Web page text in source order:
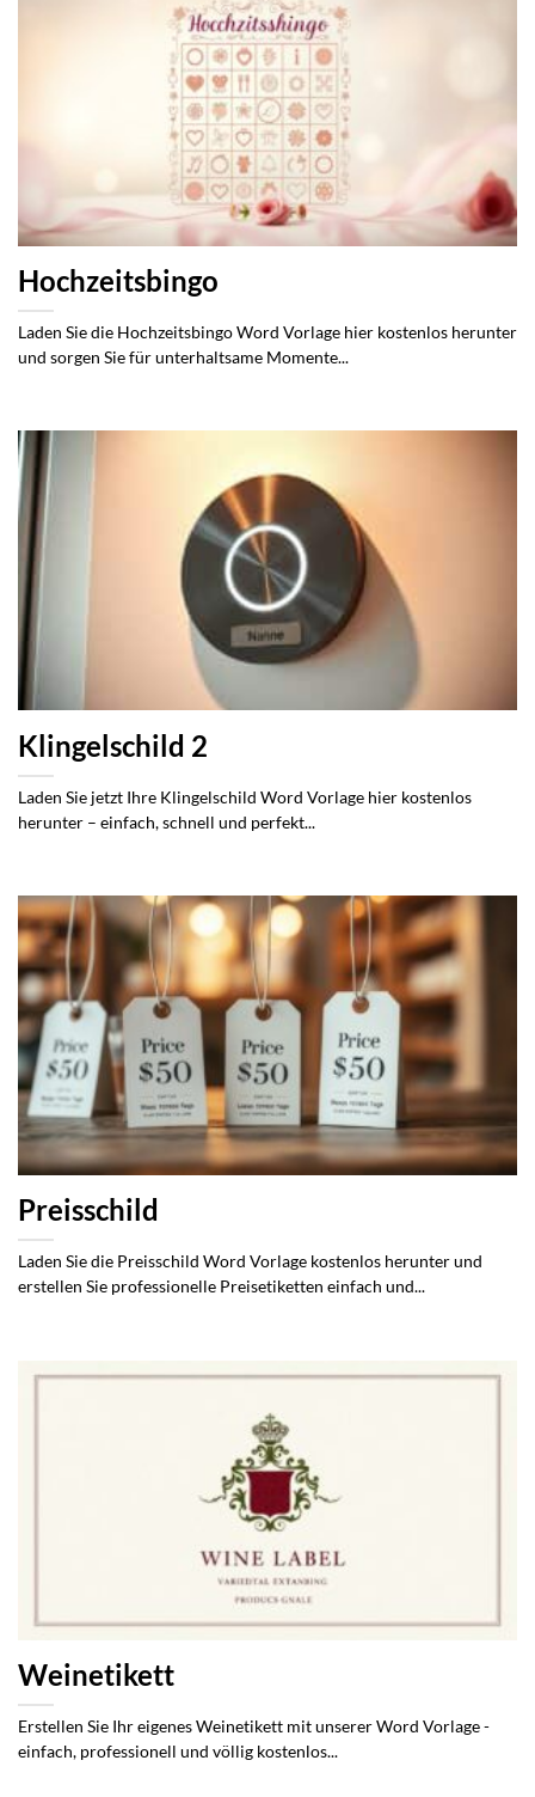
Hochzeitsbingo
Laden Sie die Hochzeitsbingo Word Vorlage hier kostenlos herunter
und sorgen Sie für unterhaltsame Momente...
Klingelschild 2
Laden Sie jetzt Ihre Klingelschild Word Vorlage hier kostenlos
herunter – einfach, schnell und perfekt...
Preisschild
Laden Sie die Preisschild Word Vorlage kostenlos herunter und
erstellen Sie professionelle Preisetiketten einfach und...
Weinetikett
Erstellen Sie Ihr eigenes Weinetikett mit unserer Word Vorlage -
einfach, professionell und völlig kostenlos...